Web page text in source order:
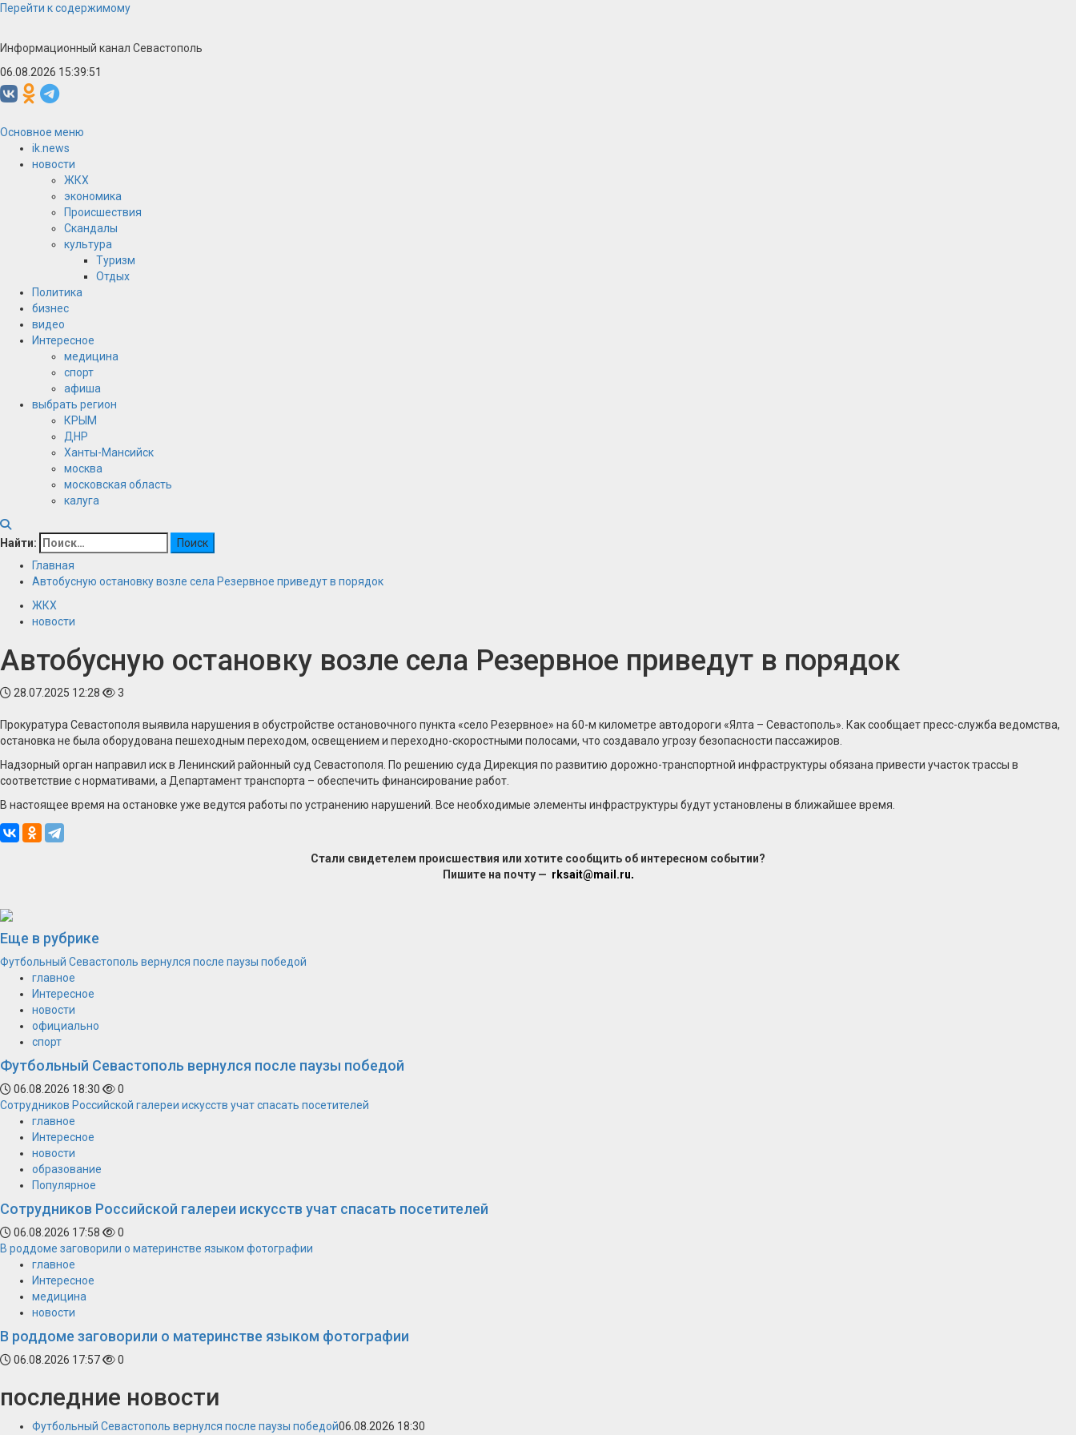
Перейти к содержимому
Информационный канал Севастополь
06.08.2026 15:39:52
Основное меню
ik.news
новости
ЖКХ
экономика
Происшествия
Скандалы
культура
Туризм
Отдых
Политика
бизнес
видео
Интересное
медицина
спорт
афиша
выбрать регион
КРЫМ
ДНР
Ханты-Мансийск
москва
московская область
калуга
Найти:
Главная
Автобусную остановку возле села Резервное приведут в порядок
ЖКХ
новости
Автобусную остановку возле села Резервное приведут в порядок
28.07.2025 12:28 3
Прокуратура Севастополя выявила нарушения в обустройстве остановочного пункта «село Резервное» на 60-м километре автодороги «Ялта – Севастополь». Как сообщает пресс-служба ведомства,
остановка не была оборудована пешеходным переходом, освещением и переходно-скоростными полосами, что создавало угрозу безопасности пассажиров.
Надзорный орган направил иск в Ленинский районный суд Севастополя. По решению суда Дирекция по развитию дорожно-транспортной инфраструктуры обязана привести участок трассы в
соответствие с нормативами, а Департамент транспорта – обеспечить финансирование работ.
В настоящее время на остановке уже ведутся работы по устранению нарушений. Все необходимые элементы инфраструктуры будут установлены в ближайшее время.
Стали свидетелем происшествия или хотите сообщить об интересном событии?
Пишите на почту — rksait@mail.ru.
Еще в рубрике
Футбольный Севастополь вернулся после паузы победой
главное
Интересное
новости
официально
спорт
Футбольный Севастополь вернулся после паузы победой
06.08.2026 18:30
0
Сотрудников Российской галереи искусств учат спасать посетителей
главное
Интересное
новости
образование
Популярное
Сотрудников Российской галереи искусств учат спасать посетителей
06.08.2026 17:58
0
В роддоме заговорили о материнстве языком фотографии
главное
Интересное
медицина
новости
В роддоме заговорили о материнстве языком фотографии
06.08.2026 17:57 0
последние новости
Футбольный Севастополь вернулся после паузы победой06.08.2026 18:30